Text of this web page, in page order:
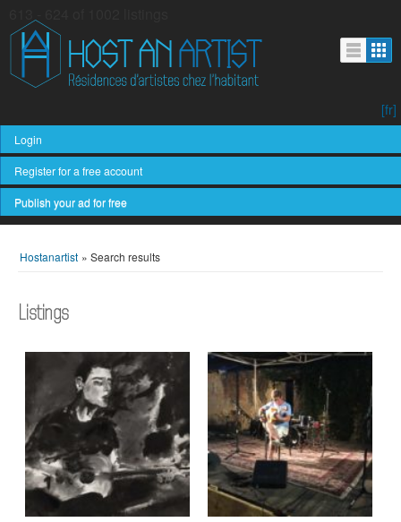
Login
Register for a free account
[fr]
Publish your ad for free
Hostanartist » Search results
Listings